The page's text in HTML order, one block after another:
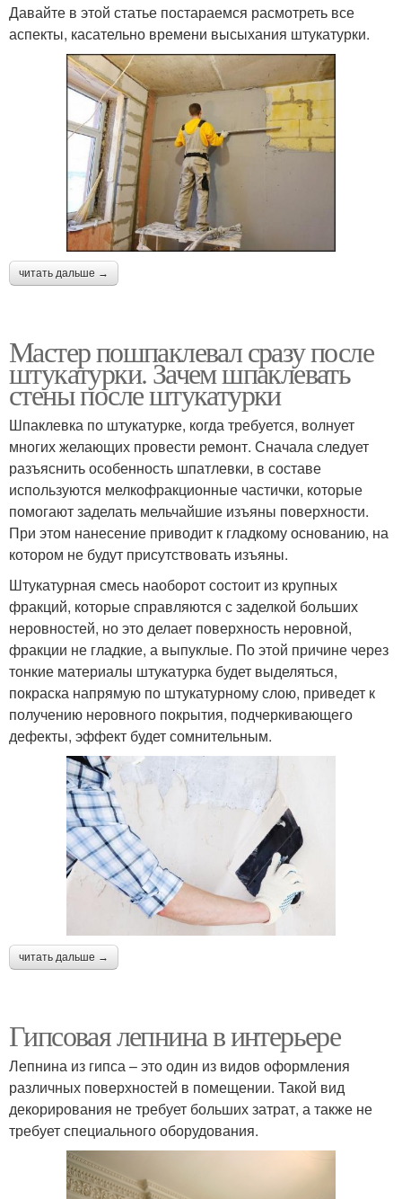
Давайте в этой статье постараемся расмотреть все
аспекты, касательно времени высыхания штукатурки.
читать дальше →
Мастер пошпаклевал сразу после
штукатурки. Зачем шпаклевать
стены после штукатурки
Шпаклевка по штукатурке, когда требуется, волнует
многих желающих провести ремонт. Сначала следует
разъяснить особенность шпатлевки, в составе
используются мелкофракционные частички, которые
помогают заделать мельчайшие изъяны поверхности.
При этом нанесение приводит к гладкому основанию, на
котором не будут присутствовать изъяны.
Штукатурная смесь наоборот состоит из крупных
фракций, которые справляются с заделкой больших
неровностей, но это делает поверхность неровной,
фракции не гладкие, а выпуклые. По этой причине через
тонкие материалы штукатурка будет выделяться,
покраска напрямую по штукатурному слою, приведет к
получению неровного покрытия, подчеркивающего
дефекты, эффект будет сомнительным.
читать дальше →
Гипсовая лепнина в интерьере
Лепнина из гипса – это один из видов оформления
различных поверхностей в помещении. Такой вид
декорирования не требует больших затрат, а также не
требует специального оборудования.